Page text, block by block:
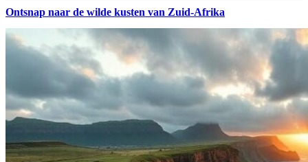
Ontsnap naar de wilde kusten van Zuid-Afrika